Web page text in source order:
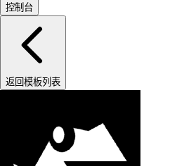
控制台
返回模板列表